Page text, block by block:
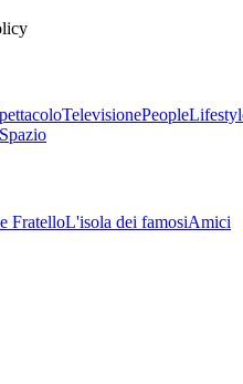
TelevisionePeople
Spazio
FratelloL'isola dei famosiAmici